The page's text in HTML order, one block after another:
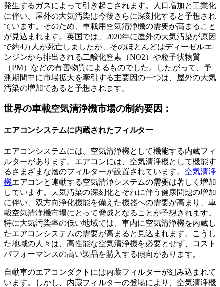
発生するガスによって引き起こされます。人口増加と工業化
に伴い、屋外の大気汚染は今後さらに深刻化すると予想され
ています。そのため、車載用空気清浄機の需要が高まること
が見込まれます。英国では、2020年に屋外の大気汚染が原因
で約4万人が死亡しましたが、そのほとんどはディーゼルエ
ンジンから排出される二酸化窒素（NO2）や粒子状物質
（PM）などの有害物質によるものでした。したがって、予
測期間中に市場拡大を牽引する主要因の一つは、屋外の大気
汚染の増加であると予想されます。
世界の車載空気清浄機市場の制約要因：
エアコンシステムに内蔵されたフィルター
エアコンシステムには、空気清浄機として機能する内蔵フィ
ルターがあります。エアコンには、空気清浄機として機能す
るさまざまな層のフィルターが設置されています。 空気清浄
機エアコンと連動する空気清浄システムの需要は著しく増加
しています。大気汚染の深刻化とそれに伴う健康問題の増加
に伴い、双方向浄化機能を備えた機器への需要が高まり、車
載空気清浄機市場にとって脅威となることが予想されます。
特に大気汚染率の低い地域では、車内に空気清浄機を内蔵し
たエアコンシステムの需要が高まると見込まれます。こうし
た地域の人々は、高性能な空気清浄機を必要とせず、コスト
パフォーマンスの高い製品を購入する傾向があります。
自動車のエアコンダクトには内蔵フィルターが組み込まれて
います。しかし、内蔵フィルターの登場により、空気清浄機